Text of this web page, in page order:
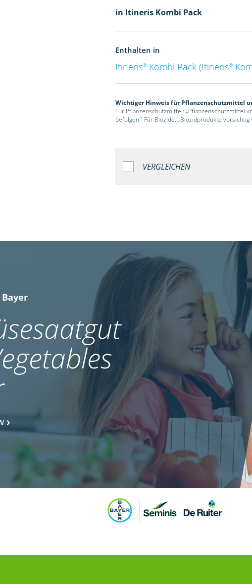
in Itineris Kombi Pack
Enthalten in
Itineris® Kombi Pack (Itineris®
Wichtiger Hinweis für Pflanzenschutzmittel
Für Pflanzenschutzmittel: „Pflanzenschutzmittel
befolgen.“ Für Biozide: „Biozidprodukte
VERGLEICHEN